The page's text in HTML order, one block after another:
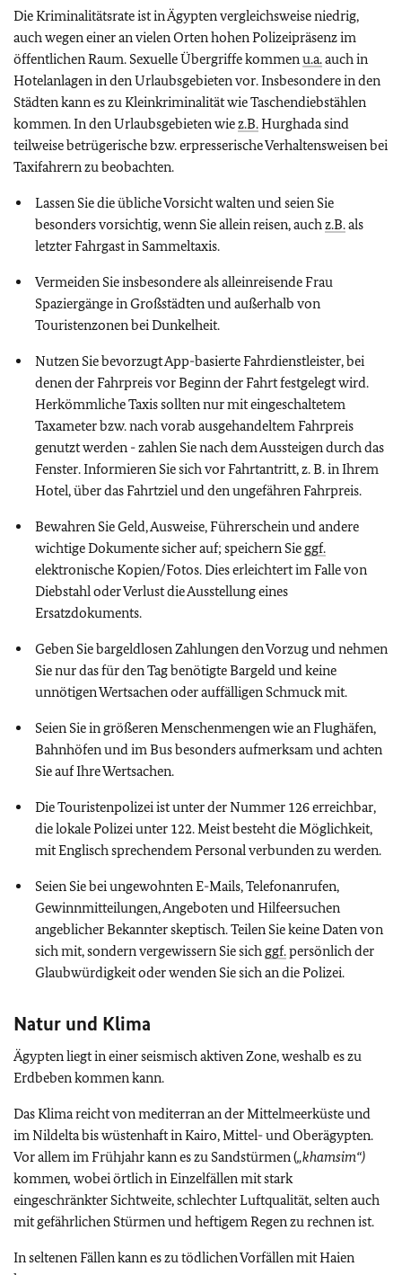
Die Kriminalitätsrate ist in Ägypten vergleichsweise niedrig,
auch wegen einer an vielen Orten hohen Polizeipräsenz im
öffentlichen Raum. Sexuelle Übergriffe kommenu.a.auch in
Hotelanlagen in den Urlaubsgebieten vor. Insbesondere in den
Städten kann es zu Kleinkriminalität wie Taschendiebstählen
kommen. In den Urlaubsgebieten wiez.B.Hurghada sind
teilweise betrügerische bzw. erpresserische Verhaltensweisen bei
Taxifahrern zu beobachten.
Lassen Sie die übliche Vorsicht walten und seien Sie
besonders vorsichtig, wenn Sie allein reisen, auchz.B.als
letzter Fahrgast in Sammeltaxis.
Vermeiden Sie insbesondere als alleinreisende Frau
Spaziergänge in Großstädten und außerhalb von
Touristenzonen bei Dunkelheit.
Nutzen Sie bevorzugt App-basierte Fahrdienstleister, bei
denen der Fahrpreis vor Beginn der Fahrt festgelegt wird.
Herkömmliche Taxis sollten nur mit eingeschaltetem
Taxameter bzw. nach vorab ausgehandeltem Fahrpreis
genutzt werden - zahlen Sie nach dem Aussteigen durch das
Fenster. Informieren Sie sich vor Fahrtantritt, z. B. in Ihrem
Hotel, über das Fahrtziel und den ungefähren Fahrpreis.
Bewahren Sie Geld, Ausweise, Führerschein und andere
wichtige Dokumente sicher auf; speichern Sie ggf.
elektronische Kopien/Fotos. Dies erleichtert im Falle von
Diebstahl oder Verlust die Ausstellung eines
Ersatzdokuments.
Geben Sie bargeldlosen Zahlungen den Vorzug und nehmen
Sie nur das für den Tag benötigte Bargeld und keine
unnötigen Wertsachen oder auffälligen Schmuck mit.
Seien Sie in größeren Menschenmengen wie an Flughäfen,
Bahnhöfen und im Bus besonders aufmerksam und achten
Sie auf Ihre Wertsachen.
Die Touristenpolizei ist unter der Nummer 126 erreichbar,
die lokale Polizei unter 122. Meist besteht die Möglichkeit,
mit Englisch sprechendem Personal verbunden zu werden.
Seien Sie bei ungewohnten E-Mails, Telefonanrufen,
Gewinnmitteilungen, Angeboten und Hilfeersuchen
angeblicher Bekannter skeptisch. Teilen Sie keine Daten von
sich mit, sondern vergewissern Sie sich ggf.persönlich der
Glaubwürdigkeit oder wenden Sie sich an die Polizei.
Natur und Klima
Ägypten liegt in einer seismisch aktiven Zone, weshalb es zu
Erdbeben kommen kann.
Das Klima reicht von mediterran an der Mittelmeerküste und
im Nildelta bis wüstenhaft in Kairo, Mittel- und Oberägypten.
Vor allem im Frühjahr kann es zu Sandstürmen („khamsim“)
kommen, wobei örtlich in Einzelfällen mit stark
eingeschränkter Sichtweite, schlechter Luftqualität, selten auch
mit gefährlichen Stürmen und heftigem Regen zu rechnen ist.
In seltenen Fällen kann es zu tödlichen Vorfällen mit Haien